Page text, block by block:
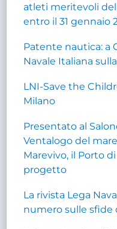
atleti meritevoli
entro il 31 gennaio
Patente nautica: a
Navale Italiana
LNI-Save the
Milano
Presentato al
Ventalogo del
Marevivo, il Porto
progetto
La rivista Lega
numero sulle sfide